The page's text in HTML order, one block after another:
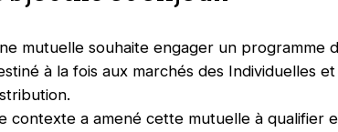
mutuelle souhaite engager un programme
à la fois aux marchés des Individuelles
contexte a amené cette mutuelle à qualifier